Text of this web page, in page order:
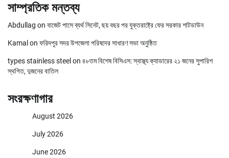
সাম্প্রতিক মন্তব্য
Abdullag on বাজেট পাসে ব্যর্থ সিনেট, ছয় বছর পর যুক্তরাষ্ট্রে ফের সরকার শাটডাউন
Kamal on ফরিদপুর সদর উপজেলা পরিষদের সাধারণ সভা অনুষ্ঠিত
types stainless steel on ৪৮তম বিশেষ বিসিএস: স্বাস্থ্য ক্যাডারের ২১ জনের সুপারিশ
স্থগিত, দুজনের বাতিল
সংরক্ষণাগার
August 2026
July 2026
June 2026